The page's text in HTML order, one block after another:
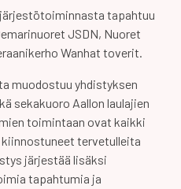
tapahtuu
JSDN, Nuoret
Wanhat toverit.
muodostuu yhdistyksen
sekakuoro Aallon laulajien
toimintaan ovat kaikki
tervetulleita
järjestää lisäksi
tapahtumia ja